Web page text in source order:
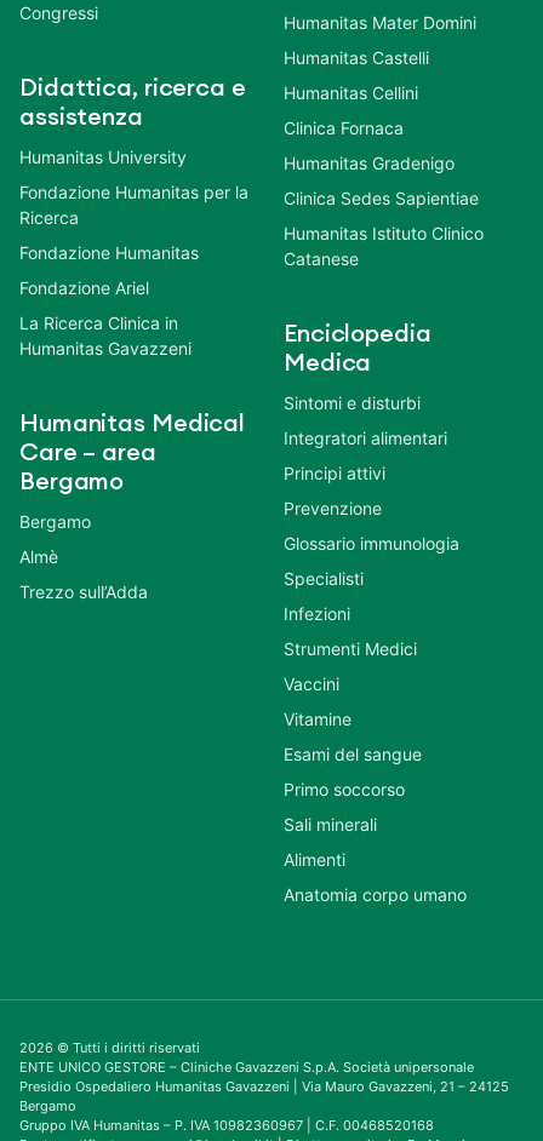
Congressi
Didattica, ricerca e
assistenza
Humanitas University
Fondazione Humanitas per la
Ricerca
Fondazione Humanitas
Fondazione Ariel
La Ricerca Clinica in
Humanitas Gavazzeni
Humanitas Medical
Care – area
Bergamo
Bergamo
Almè
Trezzo sull’Adda
Humanitas Mater Domini
Humanitas Castelli
Humanitas Cellini
Clinica Fornaca
Humanitas Gradenigo
Clinica Sedes Sapientiae
Humanitas Istituto Clinico
Catanese
Enciclopedia
Medica
Sintomi e disturbi
Integratori alimentari
Principi attivi
Prevenzione
Glossario immunologia
Specialisti
Infezioni
Strumenti Medici
Vaccini
Vitamine
Esami del sangue
Primo soccorso
Sali minerali
Alimenti
Anatomia corpo umano
2026 © Tutti i diritti riservati
ENTE UNICO GESTORE – Cliniche Gavazzeni S.p.A. Società unipersonale
Presidio Ospedaliero Humanitas Gavazzeni | Via Mauro Gavazzeni, 21 – 24125
Bergamo
Gruppo IVA Humanitas – P. IVA 10982360967 | C.F. 00468520168